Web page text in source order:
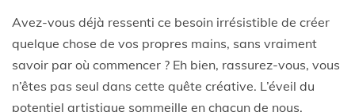
Avez-vous déjà ressenti ce besoin irrésistible de créer
quelque chose de vos propres mains, sans vraiment
savoir par où commencer ? Eh bien, rassurez-vous, vous
n’êtes pas seul dans cette quête créative. L’éveil du
potentiel artistique sommeille en chacun de nous,